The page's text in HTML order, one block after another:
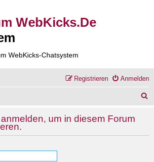
WebKicks.De
WebKicks-Chatsystem
Anmelden
Registrieren
um in diesem Forum